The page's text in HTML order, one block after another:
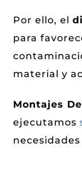
Por ello, el
para
material y
Montajes
ejecutamos